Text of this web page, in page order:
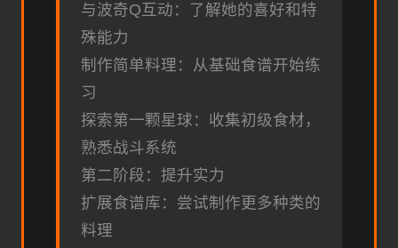
与波奇Q互动：了解她的喜好和特
殊能力
制作简单料理：从基础食谱开始练
习
探索第一颗星球：收集初级食材，
熟悉战斗系统
第二阶段：提升实力
扩展食谱库：尝试制作更多种类的
料理